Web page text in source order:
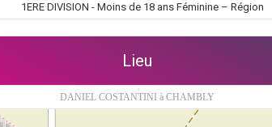
1ERE DIVISION - Moins de 18 ans Féminine – Région
Lieu
DANIEL COSTANTINI à CHAMBLY